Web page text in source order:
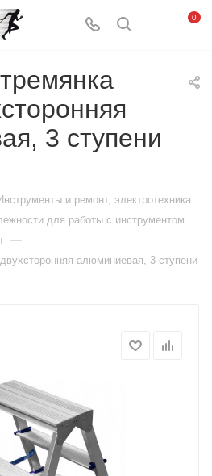
0
3 ступени
и ремонт, электротехника
для работы с инструментом
—
алюминиевая, 3 ступени